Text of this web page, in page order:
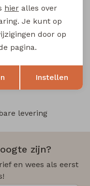
levering
zijn?
en wees als eerst
Opslaan
hier alles over
Je kunt op
door op
pagina.
Instellen